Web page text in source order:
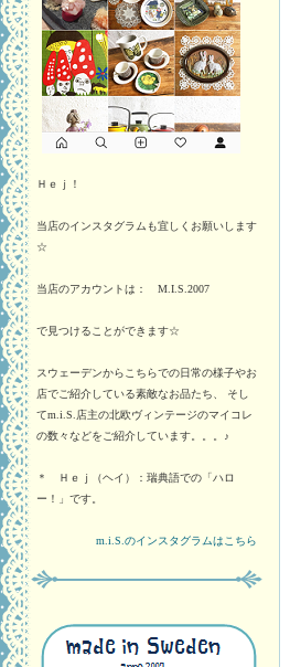
Ｈｅｊ！
当店のインスタグラムも宜しくお願いします
☆
当店のアカウントは： M.I.S.2007
で見つけることができます☆
スウェーデンからこちらでの日常の様子やお
店でご紹介している素敵なお品たち、 そし
てm.i.S.店主の北欧ヴィンテージのマイコレ
の数々などをご紹介しています。。。♪
＊ Ｈｅｊ（ヘイ）：瑞典語での「ハロ
ー！」です。
m.i.S.のインスタグラムはこちら